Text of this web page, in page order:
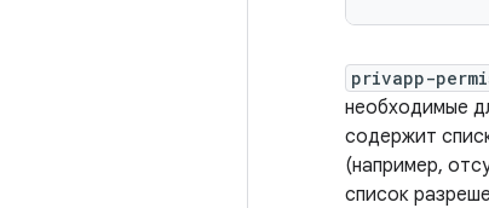
privapp-
необходимые
содержит
(например,
список